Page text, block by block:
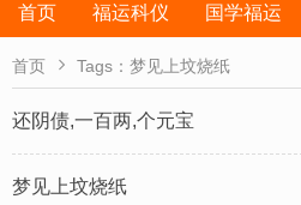
首页 福运科仪 国学福运
首页  Tags：梦见上坟烧纸
还阴债,一百两,个元宝
梦见上坟烧纸